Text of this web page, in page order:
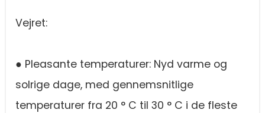
Vejret:
● Pleasante temperaturer: Nyd varme og
solrige dage, med gennemsnitlige
temperaturer fra 20 ° C til 30 ° C i de fleste